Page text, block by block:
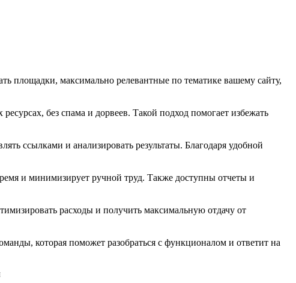
площадки, максимально релевантные по тематике вашему сайту,
без спама и дорвеев. Такой подход помогает избежать
ссылками и анализировать результаты. Благодаря удобной
и минимизирует ручной труд. Также доступны отчеты и
расходы и получить максимальную отдачу от
которая поможет разобраться с функционалом и ответит на